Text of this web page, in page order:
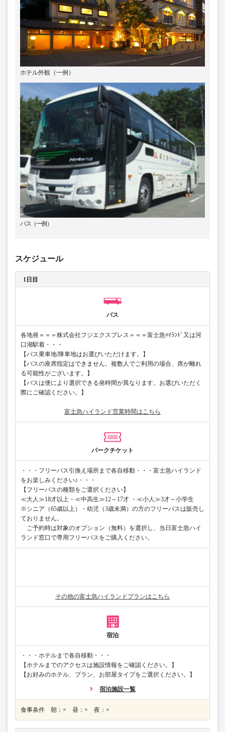
ホテル外観（一例）
バス（一例）
スケジュール
1日目
バス
各地発＝＝＝株式会社フジエクスプレス＝＝＝富士急ﾊｲﾗﾝﾄﾞ又は河
口湖駅着・・・
【バス乗車地/降車地はお選びいただけます。】
【バスの座席指定はできません。複数人でご利用の場合、席が離れ
る可能性がございます。】
【バスは便により選択できる発時間が異なります。お選びいただく
際にご確認ください。】
富士急ハイランド営業時間はこちら
パークチケット
・・・フリーパス引換え場所まで各自移動・・・富士急ハイランド
をお楽しみください♪・・・
【フリーパスの種類をご選択ください】
≪大人≫18才以上・≪中高生≫12～17才 ・≪小人≫3才～小学生
※シニア（65歳以上）・幼児（3歳未満）の方のフリーパスは販売し
ておりません。
ご予約時は対象のオプション（無料）を選択し、当日富士急ハイ
ランド窓口で専用フリーパスをご購入ください。
その他の富士急ハイランドプランはこちら
宿泊
・・・ホテルまで各自移動・・・
【ホテルまでのアクセスは施設情報をご確認ください。】
【お好みのホテル、プラン、お部屋タイプをご選択ください。】
宿泊施設一覧
食事条件 朝：× 昼：× 夜：×